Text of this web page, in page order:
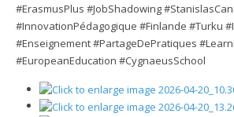
#ErasmusPlus #JobShadowing
#InnovationPédagogique #Finlande #Turku
#Enseignement #PartageDePratiques
#EuropeanEducation #CygnaeusSchool